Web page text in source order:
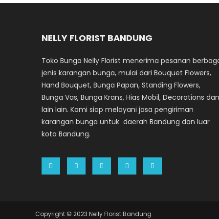
NELLY FLORIST BANDUNG
Toko Bunga Nelly Florist menerima pesanan
jenis karangan bunga, mulai dari Bouquet Flowers,
Hand Bouquet, Bunga Papan, Standing Flowers,
Bunga Vas, Bunga Krans, Hias Mobil, Decorations dan
lain lain. Kami siap melayani jasa pengiriman
karangan bunga untuk daerah Bandung dan luar
kota Bandung.
Copyright © 2023 Nelly Florist Bandung